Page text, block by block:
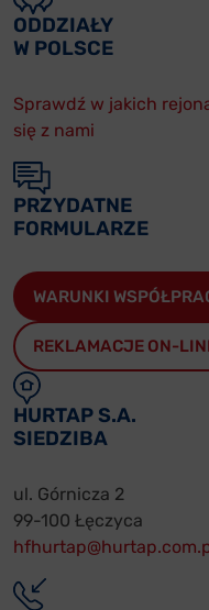
ODDZIAŁY
W POLSCE
Sprawdź w jakich
się z nami
PRZYDATNE
FORMULARZE
WARUNKI
REKLAMACJE ON-
HURTAP S.A.
SIEDZIBA
ul. Górnicza 2
99-100 Łęczyca